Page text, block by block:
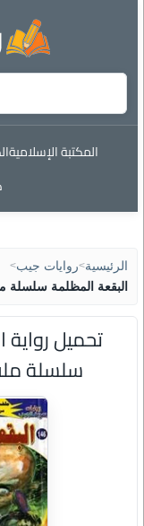
المكتبة الإسلامية
الرئيسية>روايات جيب>
البقعة المظلمة سلسلة
تحميل
سلسلة